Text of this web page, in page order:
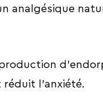
analgésique
l’anxiété.